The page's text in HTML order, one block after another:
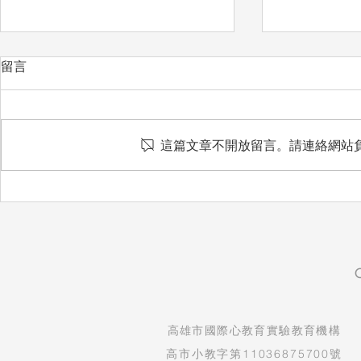
愛惜
想把最好的
留言
這篇文章不開放留言。請連絡網站
​高雄市國際心教育實驗教育機構
高市小教字第11036875700號